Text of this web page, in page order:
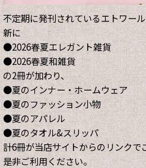
不定期に発刊されているエトワー
新に
●2026春夏エレガント雑貨
●2026春夏和雑貨
の2冊が加わり、
●夏のインナー・ホームウェア
●夏のファッション小物
●夏のアパレル
●夏のタオル&スリッパ
計6冊が当店サイトからのリンクで
是非ご利用ください。